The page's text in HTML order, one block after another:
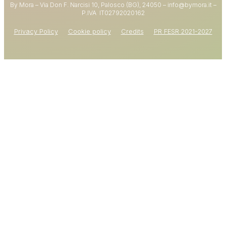
By Mora – Via Don F. Narcisi 10, Palosco (BG), 24050 – info@bymora.it –
P.IVA IT02792020162
Privacy Policy Cookie policy Credits PR FESR 2021-2027